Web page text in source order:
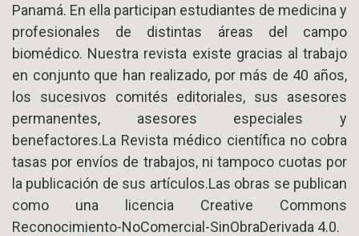
Panamá. En ella participan estudiantes de medicina y
profesionales de distintas áreas del campo
biomédico. Nuestra revista existe gracias al trabajo
en conjunto que han realizado, por más de 40 años,
los sucesivos comités editoriales, sus asesores
permanentes, asesores especiales y
benefactores.La Revista médico científica no cobra
tasas por envíos de trabajos, ni tampoco cuotas por
la publicación de sus artículos.Las obras se publican
como una licencia Creative Commons
Reconocimiento-NoComercial-SinObraDerivada 4.0.